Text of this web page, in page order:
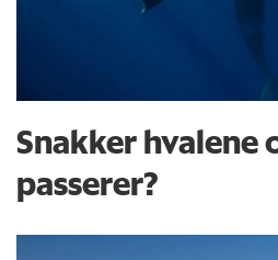
Snakker hvalene
passerer?